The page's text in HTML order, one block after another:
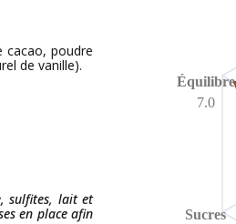
cacao, poudre
de vanille).
sulfites, lait et
en place afin
Sucres
Équilibre
7.0